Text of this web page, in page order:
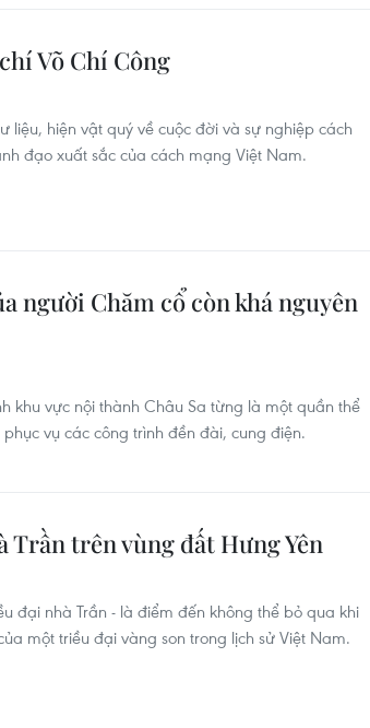
Võ Chí Công
liệu, hiện vật quý về cuộc đời và sự nghiệp cách
đạo xuất sắc của cách mạng Việt Nam.
người Chăm cổ còn khá nguyên
khu vực nội thành Châu Sa từng là một quần thể
vụ các công trình đền đài, cung điện.
Trần trên vùng đất Hưng Yên
đại nhà Trần - là điểm đến không thể bỏ qua khi
một triều đại vàng son trong lịch sử Việt Nam.